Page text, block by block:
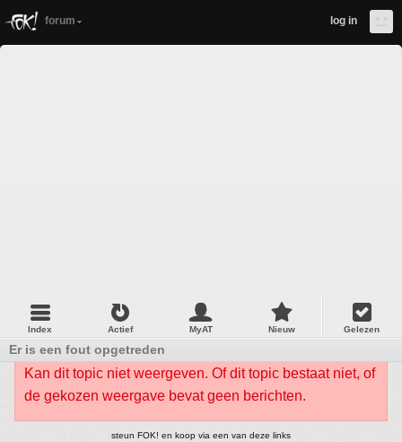
forum log in
Index Actief MyAT Nieuw Gelezen
Er is een fout opgetreden
Kan dit topic niet weergeven. Of dit topic bestaat niet, of
de gekozen weergave bevat geen berichten.
steun FOK! en koop via een van deze links